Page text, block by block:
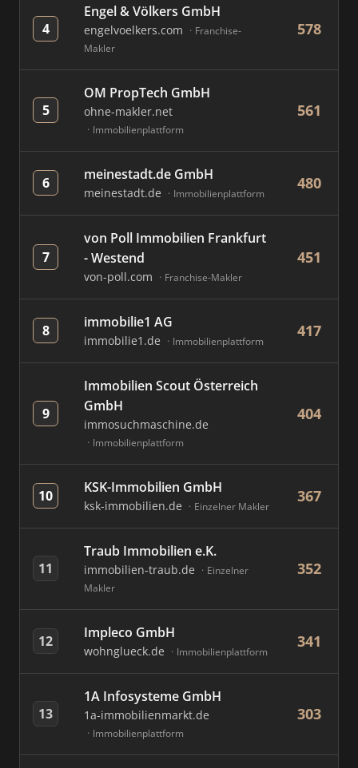
4
Engel & Völkers GmbH
engelvoelkers.com
Franchise-
Makler
578
5
OM PropTech GmbH
ohne-makler.net
Immobilienplattform
561
6 meinestadt.de GmbH
meinestadt.de Immobilienplattform
480
7
von Poll Immobilien Frankfurt
- Westend
von-poll.com Franchise-Makler
451
8 immobilie1 AG
immobilie1.de Immobilienplattform
417
9
Immobilien Scout Österreich
GmbH
immosuchmaschine.de
Immobilienplattform
404
10 KSK-Immobilien GmbH
ksk-immobilien.de Einzelner Makler
367
11
Traub Immobilien e.K.
immobilien-traub.de
Einzelner
Makler
352
12 Impleco GmbH
wohnglueck.de Immobilienplattform
341
13
1A Infosysteme GmbH
1a-immobilienmarkt.de
Immobilienplattform
303